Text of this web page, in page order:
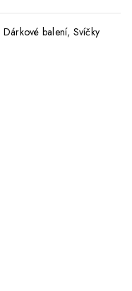
Dárkové balení, Svíčky